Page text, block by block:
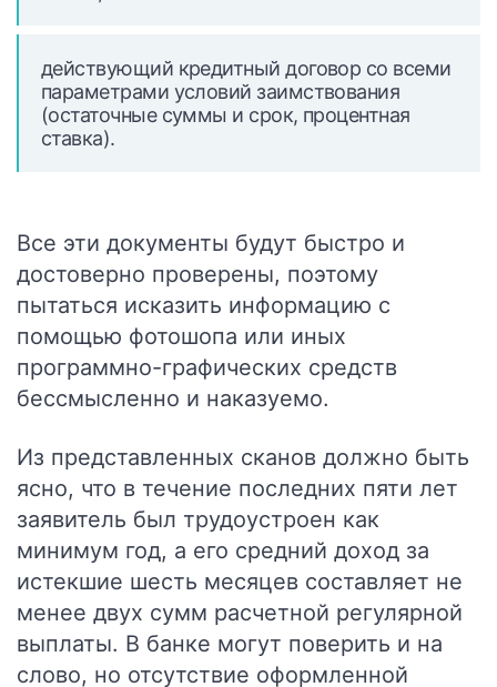
действующий кредитный договор со всеми
параметрами условий заимствования
(остаточные суммы и срок, процентная
ставка).
Все эти документы будут быстро и
достоверно проверены, поэтому
пытаться исказить информацию с
помощью фотошопа или иных
программно-графических средств
бессмысленно и наказуемо.
Из представленных сканов должно быть
ясно, что в течение последних пяти лет
заявитель был трудоустроен как
минимум год, а его средний доход за
истекшие шесть месяцев составляет не
менее двух сумм расчетной регулярной
выплаты. В банке могут поверить и на
слово, но отсутствие оформленной